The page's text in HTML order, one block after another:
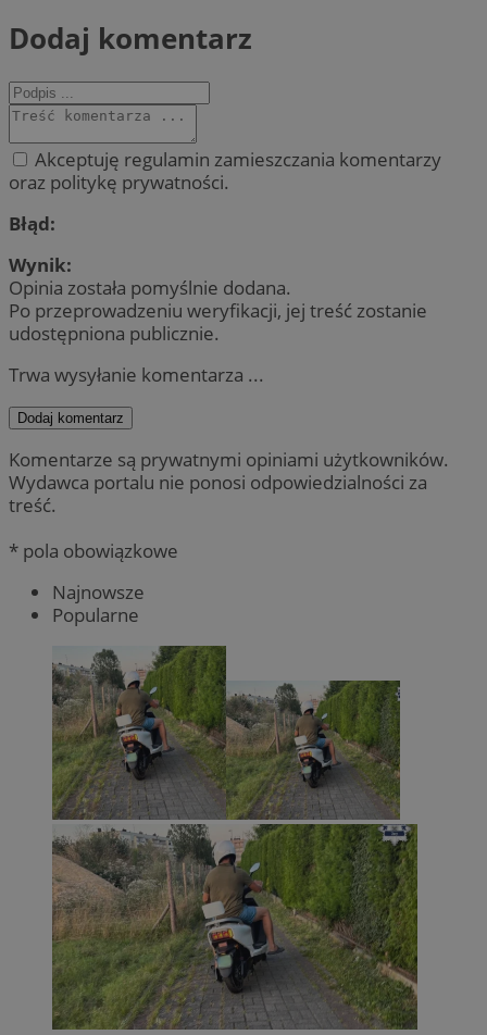
Dodaj komentarz
Akceptuję regulamin zamieszczania komentarzy
oraz politykę prywatności.
Błąd:
Wynik:
Opinia została pomyślnie dodana.
Po przeprowadzeniu weryfikacji, jej treść zostanie
udostępniona publicznie.
Trwa wysyłanie komentarza ...
Dodaj komentarz
Komentarze są prywatnymi opiniami użytkowników.
Wydawca portalu nie ponosi odpowiedzialności za
treść.
* pola obowiązkowe
Najnowsze
Popularne